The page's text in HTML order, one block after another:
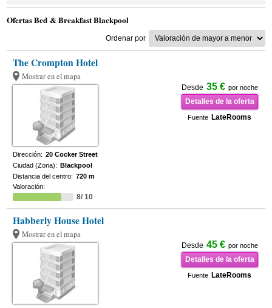
Ofertas Bed & Breakfast Blackpool
Ordenar por
The Crompton Hotel
Mostrar en el mapa
Desde 35 € por noche
Detalles de la oferta
Fuente LateRooms
Dirección: 20 Cocker Street
Ciudad (Zona): Blackpool
Distancia del centro: 720 m
Valoración:
8/ 10
Habberly House Hotel
Mostrar en el mapa
Desde 45 € por noche
Detalles de la oferta
Fuente LateRooms